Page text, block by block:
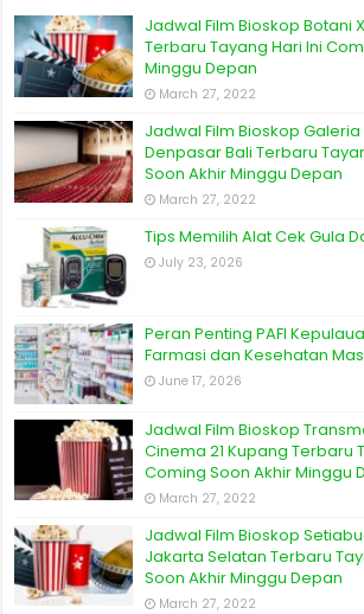
Jadwal Film Bioskop Botani
Terbaru Tayang Hari Ini
Minggu Depan
March 27, 2022
Jadwal Film Bioskop Galeria
Denpasar Bali Terbaru
Soon Akhir Minggu Depan
March 27, 2022
Tips Memilih Alat Cek Gula
July 23, 2026
Peran Penting PAFI
Farmasi dan Kesehatan
June 17, 2026
Jadwal Film Bioskop
Cinema 21 Kupang Terbaru
Coming Soon Akhir Minggu
March 27, 2022
Jadwal Film Bioskop
Jakarta Selatan Terbaru
Soon Akhir Minggu Depan
March 27, 2022